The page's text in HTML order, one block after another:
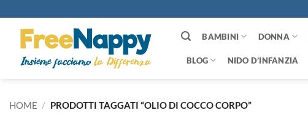
ai
contenuti
BAMBINI DONNA
BLOG NIDO D’INFANZIA
HOME / PRODOTTI TAGGATI “OLIO DI COCCO CORPO”